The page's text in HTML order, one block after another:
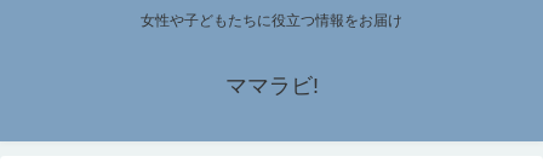
女性や子どもたちに役立つ情報をお届け
ママラビ!